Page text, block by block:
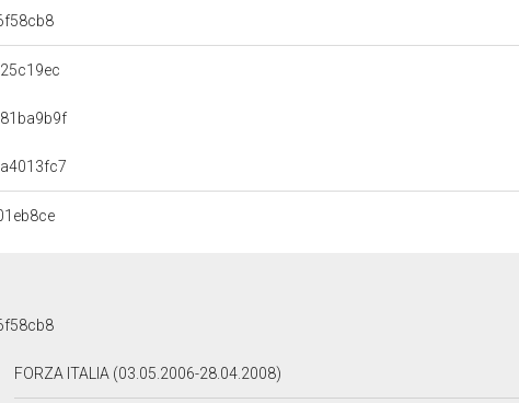
FORZA ITALIA (03.05.2006-28.04.2008)